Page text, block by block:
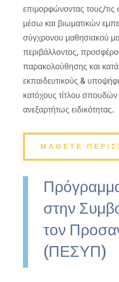
επιμορφώνοντας τους/τις
μέσω και βιωματικών
σύγχρονου μαθησιακού
περιβάλλοντος,
παρακολούθησης και
εκπαιδευτικούς &
κατόχους τίτλου
ανεξαρτήτως ειδικότητας.
ΜΑΘΕΤΕ
στην
τον
(ΠΕΣΥΠ)